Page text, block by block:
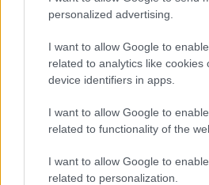
personalized advertising.
I want to allow Google to
related to analytics like cookies
device identifiers in apps.
I want to allow Google to
related to functionality of the
I want to allow Google to
related to personalization.